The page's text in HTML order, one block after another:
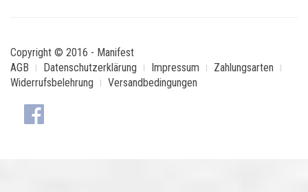
Copyright © 2016 - Manifest
AGB
Datenschutzerklärung Impressum
Zahlungsarten
Widerrufsbelehrung
Versandbedingungen